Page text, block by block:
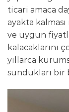
ticari amaca
ayakta
ve uygun
kalacaklarını
yıllarca
sundukları bir